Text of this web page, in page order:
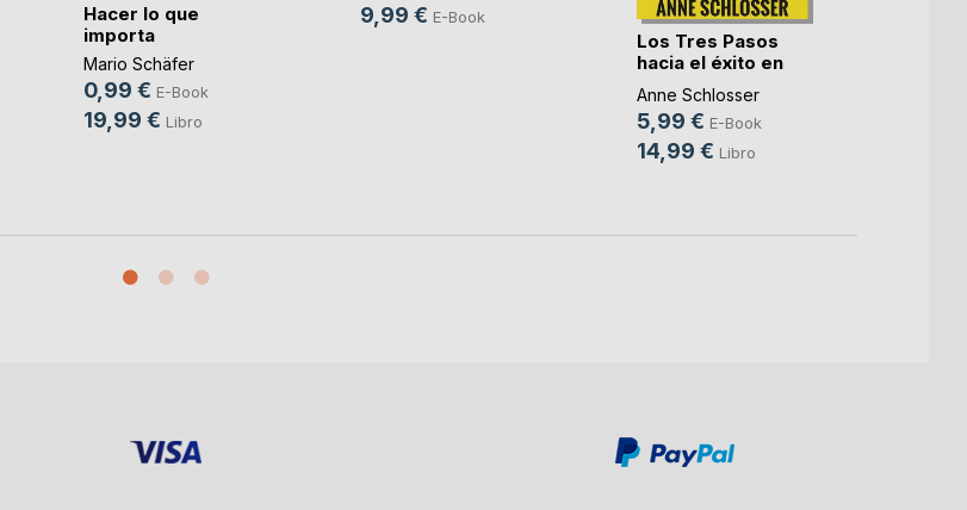
Hacer lo que
importa
Mario Schäfer
0,99 € E-Book
19,99 € Libro
9,99 € E-Book
Los Tres Pasos
hacia el éxito en
MLM
Anne Schlosser
5,99 € E-Book
14,99 € Libro